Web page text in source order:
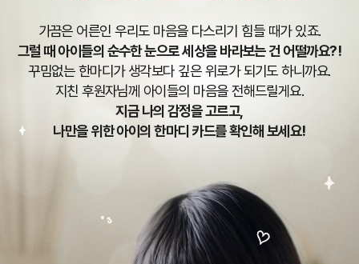
가끔은 어른인 우리도 마음을 다스리기 힘들 때가 있죠.
그럴 때 아이들의 순수한 눈으로 세상을 바라보는 건 어떨까요?!
꾸밈없는 한마디가 생각보다 깊은 위로가 되기도 하니까요.
지친 후원자님께 아이들의 마음을 전해드릴게요.
지금 나의 감정을 고르고,
나만을 위한 아이의 한마디 카드를 확인해 보세요!